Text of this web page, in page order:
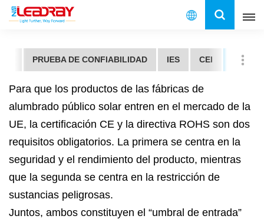
Español
français
español
العربية
中文
PRUEBA DE CONFIABILIDAD IES CEI CE Y
Para que los productos de las fábricas de
alumbrado público solar entren en el mercado de la
UE, la certificación CE y la directiva ROHS son dos
requisitos obligatorios. La primera se centra en la
seguridad y el rendimiento del producto, mientras
que la segunda se centra en la restricción de
sustancias peligrosas.
Juntos, ambos constituyen el “umbral de entrada”